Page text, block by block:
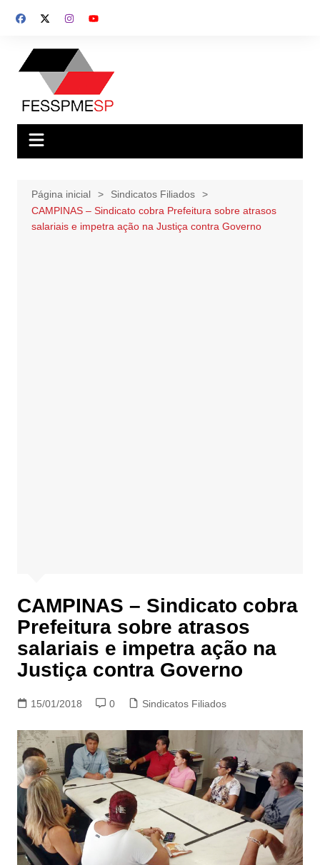
para
conteúdo
Página inicial
Sindicatos Filiados
CAMPINAS – Sindicato cobra Prefeitura sobre atrasos
salariais e impetra ação na Justiça contra Governo
CAMPINAS – Sindicato cobra
Prefeitura sobre atrasos
salariais e impetra ação na
Justiça contra Governo
15/01/2018 0 Sindicatos Filiados